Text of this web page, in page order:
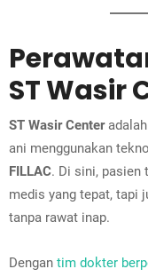
ST Wasir
ST Wasir Center
ani menggunakan
FILLAC. Di sini, pasien
medis yang tepat, tapi
tanpa rawat inap.
Dengan tim dokter